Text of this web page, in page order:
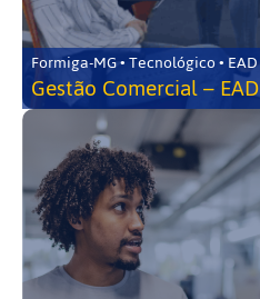
Formiga-MG • Tecnológico • EAD
Gestão Comercial – EAD